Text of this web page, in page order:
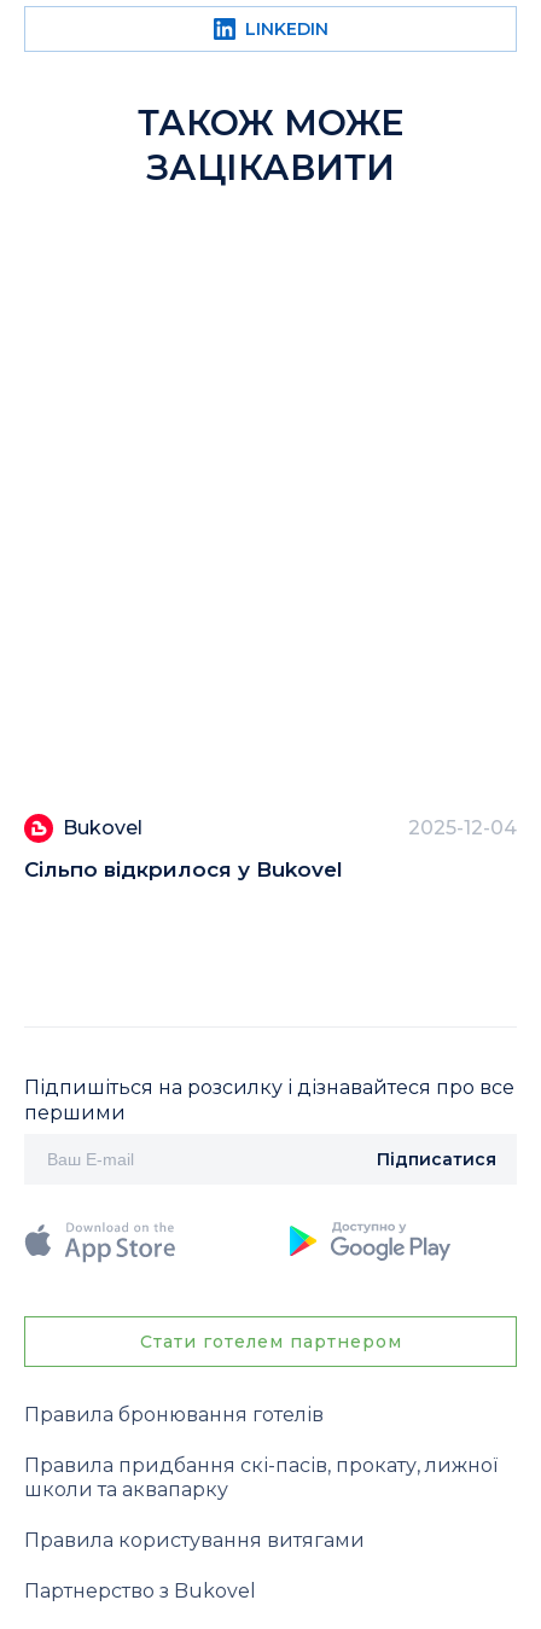
LINKEDIN
ТАКОЖ МОЖЕ
ЗАЦІКАВИТИ
Bukovel 2025-12-04
Сільпо відкрилося у Bukovel
Правила бронювання готелів
Правила придбання скі-пасів, прокату, лижної
школи та аквапарку
Правила користування витягами
Партнерство з Bukovel
Підпишіться на розсилку і дізнавайтеся про все
першими
Підписатися
Стати готелем партнером